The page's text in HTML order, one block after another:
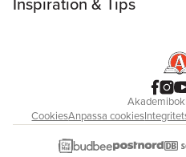
CookiesAnpassa cookies